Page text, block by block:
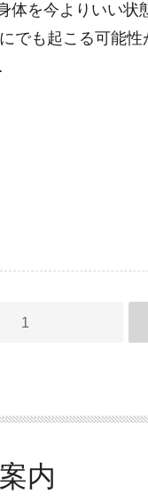
体を今よりいい状
でも起こる可能
1